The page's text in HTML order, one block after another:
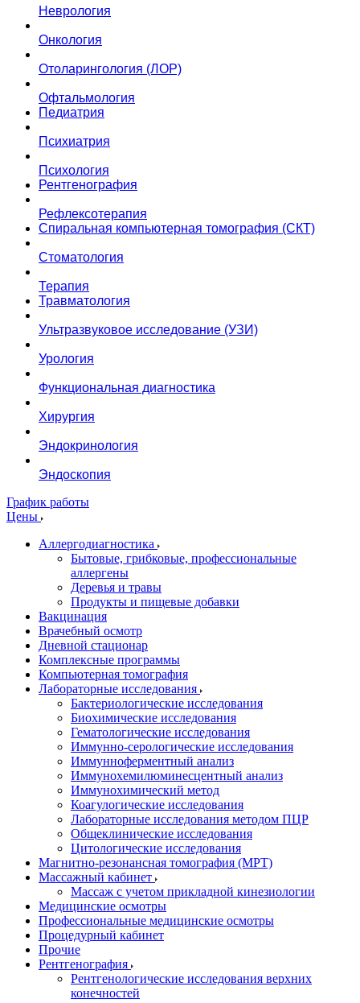
Неврология
Онкология
Отоларингология (ЛОР)
Офтальмология
Педиатрия
Психиатрия
Психология
Рентгенография
Рефлексотерапия
Спиральная компьютерная томография (СКТ)
Стоматология
Терапия
Травматология
Ультразвуковое исследование (УЗИ)
Урология
Функциональная диагностика
Хирургия
Эндокринология
Эндоскопия
График работы
Цены
Аллергодиагностика
Бытовые, грибковые, профессиональные
аллергены
Деревья и травы
Продукты и пищевые добавки
Вакцинация
Врачебный осмотр
Дневной стационар
Комплексные программы
Компьютерная томография
Лабораторные исследования
Бактериологические исследования
Биохимические исследования
Гематологические исследования
Иммунно-серологические исследования
Иммунноферментный анализ
Иммунохемилюминесцентный анализ
Иммунохимический метод
Коагулогические исследования
Лабораторные исследования методом ПЦР
Общеклинические исследования
Цитологические исследования
Магнитно-резонансная томография (МРТ)
Массажный кабинет
Массаж с учетом прикладной кинезиологии
Медицинские осмотры
Профессиональные медицинские осмотры
Процедурный кабинет
Прочие
Рентгенография
Рентгенологические исследования верхних
конечностей